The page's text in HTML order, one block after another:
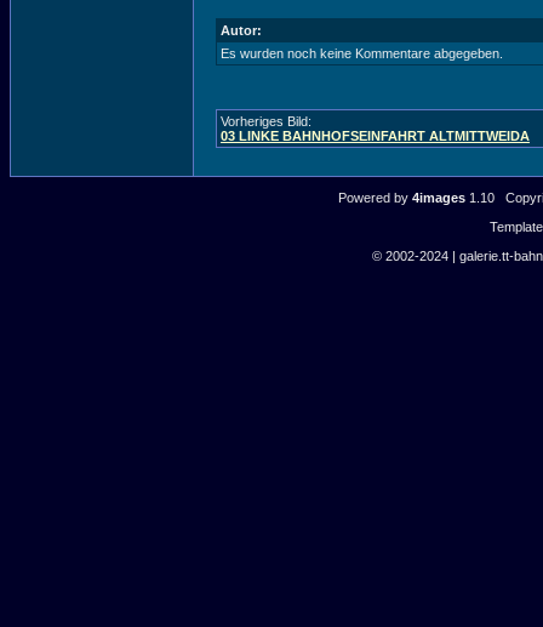
Autor:
Es wurden noch keine Kommentare abgegeben.
Vorheriges Bild:
03 LINKE BAHNHOFSEINFAHRT ALTMITTWEIDA
Powered by4images 1.10
© 2002-2024 | galerie.tt-